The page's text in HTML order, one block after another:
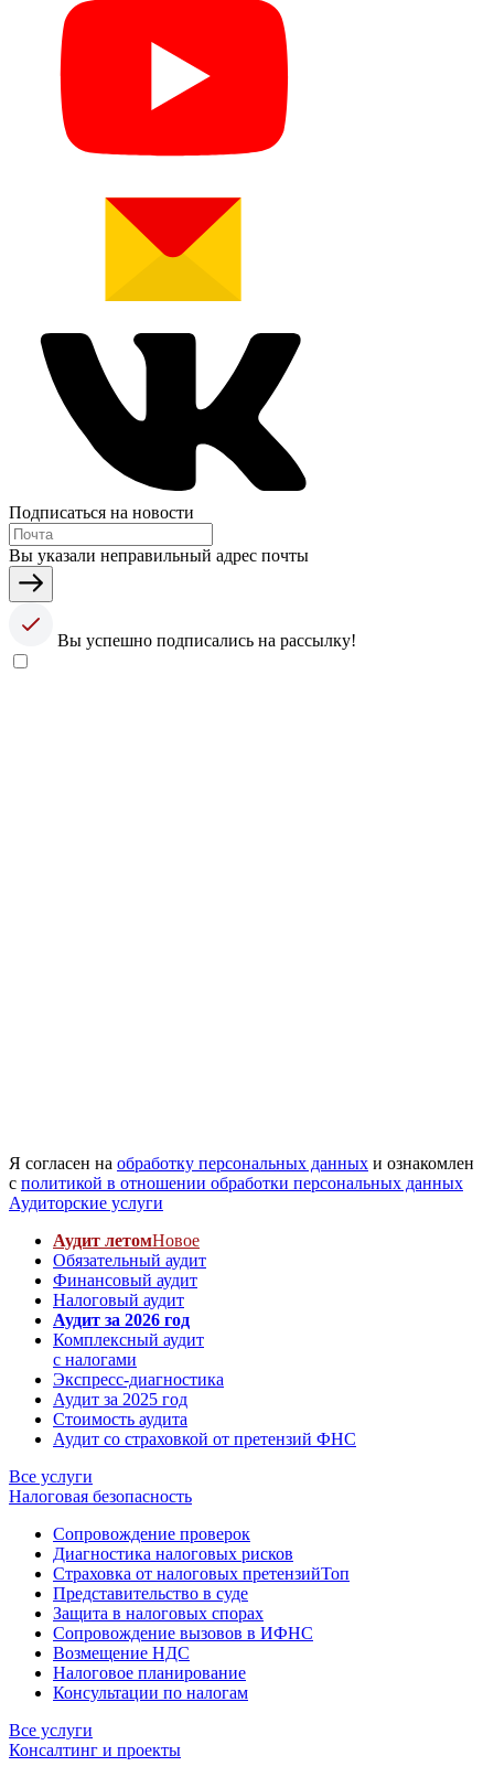
Подписаться на новости
Вы указали неправильный адрес почты
Вы успешно подписались на рассылку!
Я согласен на обработку персональных данных и ознакомлен
с политикой в отношении обработки персональных данных
Аудиторские услуги
Аудит летомНовое
Обязательный аудит
Финансовый аудит
Налоговый аудит
Аудит за 2026 год
Комплексный аудит
с налогами
Экспресс-диагностика
Аудит за 2025 год
Стоимость аудита
Аудит со страховкой от претензий ФНС
Все услуги
Налоговая безопасность
Сопровождение проверок
Диагностика налоговых рисков
Страховка от налоговых претензийТоп
Представительство в суде
Защита в налоговых спорах
Сопровождение вызовов в ИФНС
Возмещение НДС
Налоговое планирование
Консультации по налогам
Все услуги
Консалтинг и проекты